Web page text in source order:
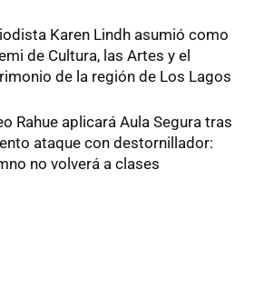
Karen Lindh asumió como
de Cultura, las Artes y el
de la región de Los Lagos
Rahue aplicará Aula Segura tras
ataque con destornillador:
no volverá a clases